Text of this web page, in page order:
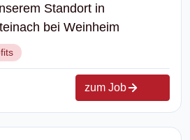
Standort in
bei Weinheim
zum Job